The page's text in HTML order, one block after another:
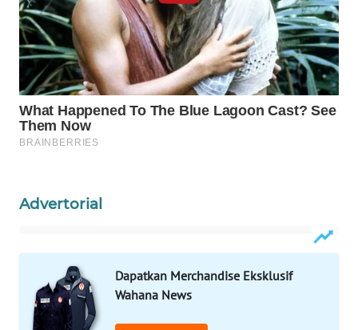
Advertorial
Dapatkan Merchandise Eksklusif
Wahana News
WAHANANEWS
NET
WAHANA
SPORT
WAHANA
UMKM
SELEB
PERSONA
WAHANA
OTOMOTIF